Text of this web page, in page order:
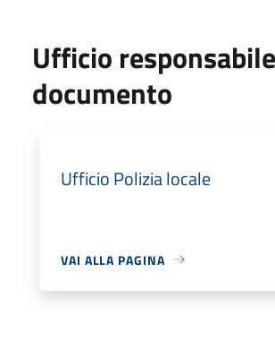
Ufficio
documento
Ufficio Polizia locale
VAI ALLA PAGINA